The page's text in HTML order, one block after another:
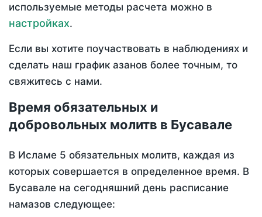
используемые методы расчета можно в
настройках.
Если вы хотите поучаствовать в наблюдениях и
сделать наш график азанов более точным, то
свяжитесь с нами.
Время обязательных и
добровольных молитв в Бусавале
В Исламе 5 обязательных молитв, каждая из
которых совершается в определенное время. В
Бусавале на сегодняшний день расписание
намазов следующее: